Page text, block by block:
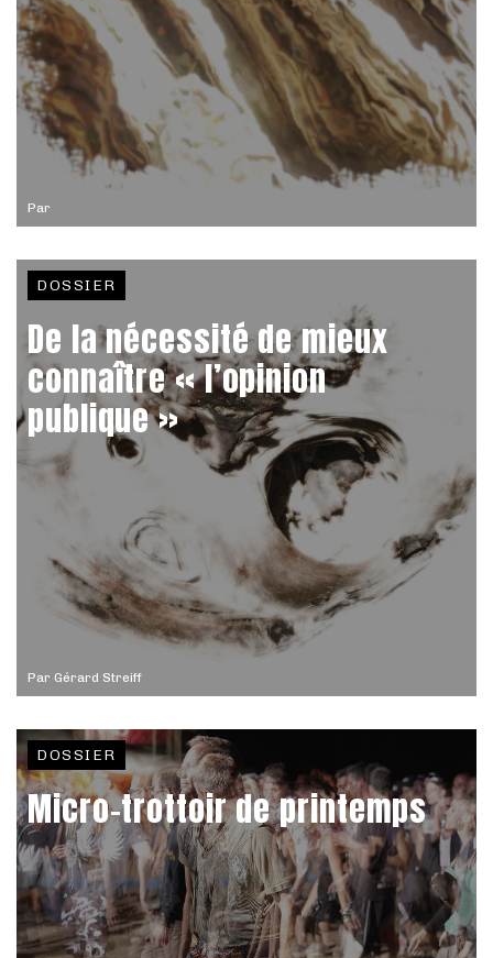
Par
Par Gérard Streiff
DOSSIER
De la nécessité de mieux
connaître « l’opinion
publique »
DOSSIER
Micro-trottoir de printemps